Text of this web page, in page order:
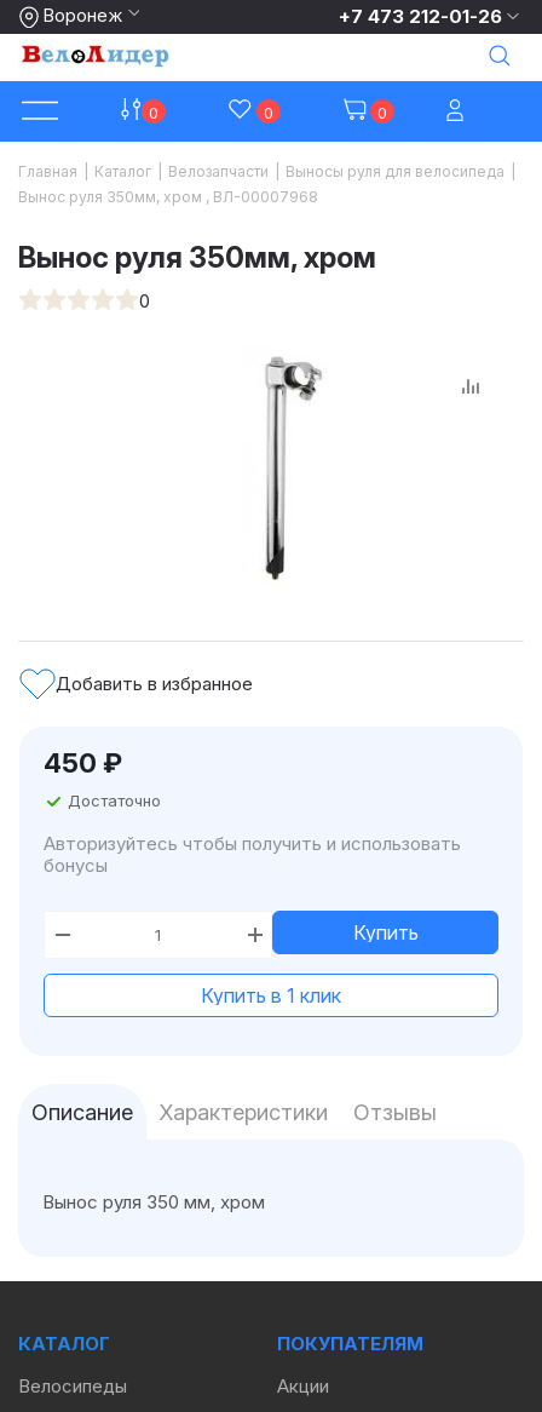
Воронеж +7 473 212-01-26
0 0 0
Главная Каталог Велозапчасти Выносы руля для велосипеда
Вынос руля 350мм, хром , ВЛ-00007968
Вынос руля 350мм, хром
0
Добавить в избранное
450 ₽
Достаточно
Авторизуйтесь чтобы получить и использовать
бонусы
Купить
Купить в 1 клик
Описание Характеристики Отзывы
Вынос руля 350 мм, хром
КАТАЛОГ
Велосипеды
ПОКУПАТЕЛЯМ
Акции